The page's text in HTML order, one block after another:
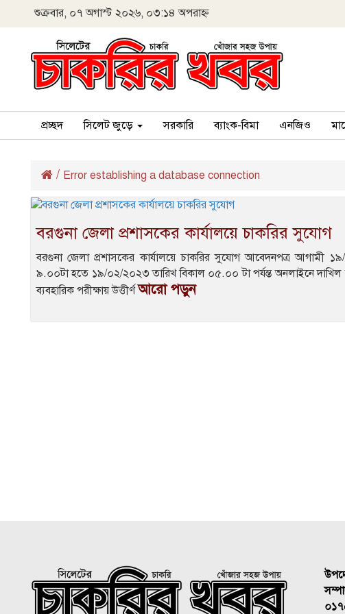
শুক্রবার, ০৭ অগাস্ট ২০২৬, ০৩:১৪ অপরাহ্ন
প্রচ্ছদ সিলেট জুড়ে সরকারি ব্যাংক-বিমা এনজিও
/ Error establishing a database connection
বরগুনা জেলা প্রশাসকের কার্যালয়ে চাকরির সুযোগ
বরগুনা জেলা প্রশাসকের কার্যালয়ে চাকরির সুযোগ আবেদনপত্র আগামী
৯.০০টা হতে ১৯/০২/২০২৩ তারিখ বিকাল ০৫.০০ টা পর্যন্ত অনলাইনে দাখিল
ব্যবহারিক পরীক্ষায় উত্তীর্ণআরো পড়ুন